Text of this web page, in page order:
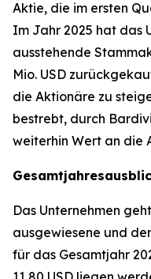
Aktie, die im ersten
Im Jahr 2025 hat das
ausstehende
Mio. USD
die Aktionäre zu
bestrebt, durch
weiterhin Wert an die
Das Unternehmen
ausgewiesene und
für das Gesamtjahr